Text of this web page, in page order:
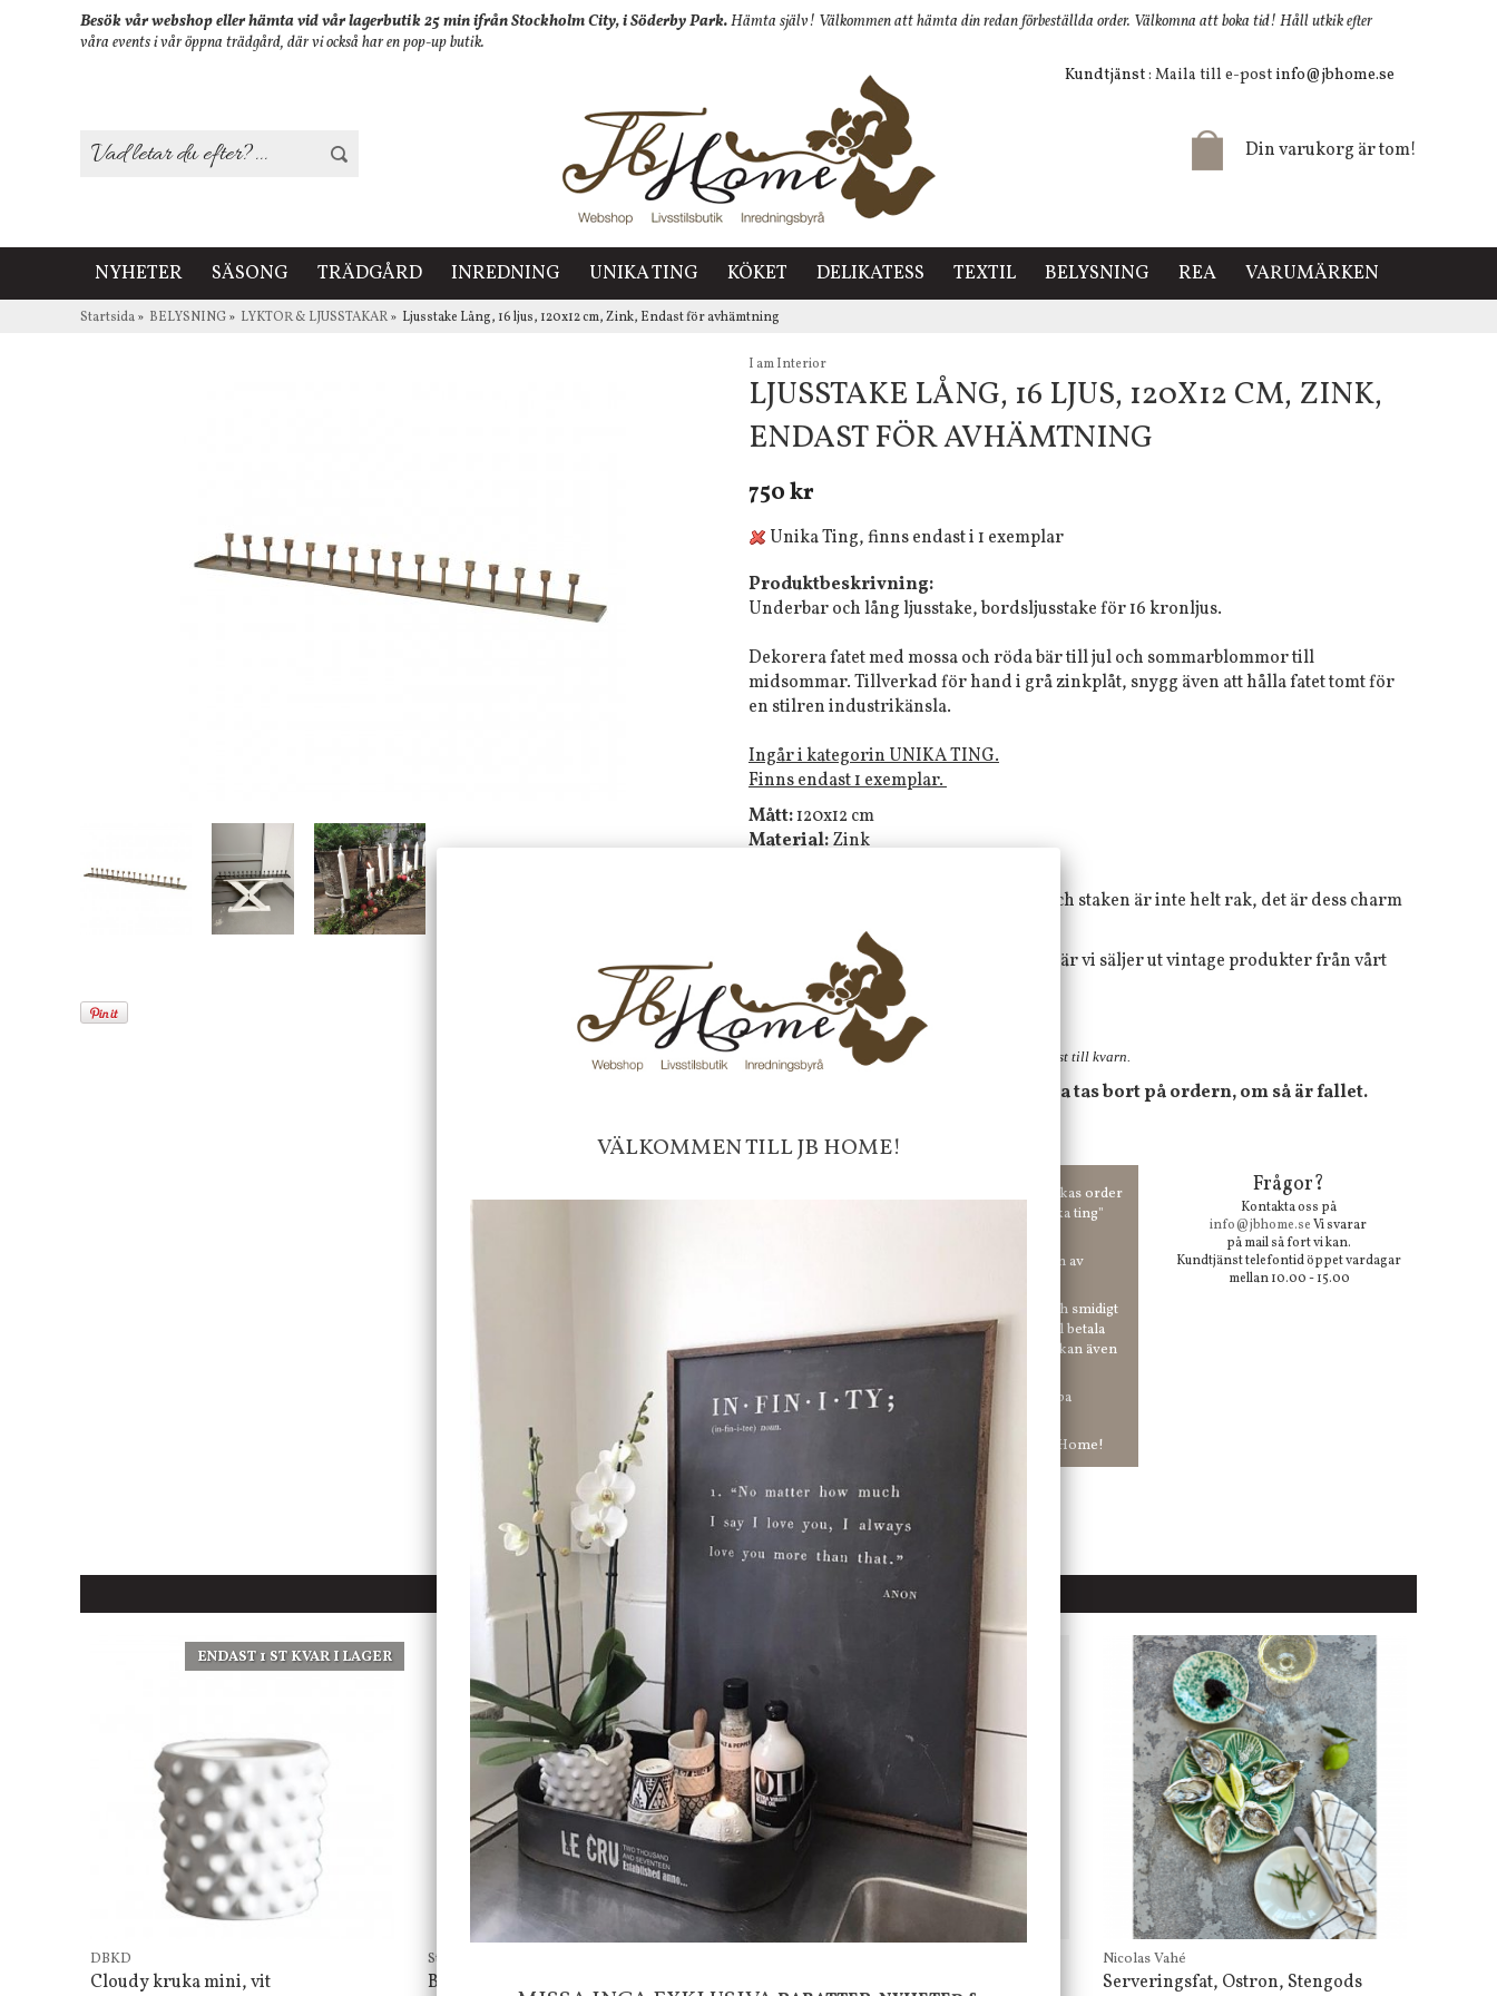
Besök vår webshop eller hämta vid vår lagerbutik 25 min ifrån Stockholm City, i Söderby Park.Hämta själv! Välkommen att hämta din redan förbeställda order. Välkomna att boka tid! Håll utkik efter
våra events i vår öppna trädgård, där vi också har en pop-up butik.
Kundtjänst: Maila till e-post info@jbhome.se
Din varukorg är tom!
NYHETER SÄSONG TRÄDGÅRD INREDNING UNIKA TING KÖKET DELIKATESS TEXTIL BELYSNING REA VARUMÄRKEN
Startsida» BELYSNING» LYKTOR & LJUSSTAKAR» Ljusstake Lång, 16 ljus, 120x12 cm, Zink, Endast för avhämtning
I am Interior
LJUSSTAKE LÅNG, 16 LJUS, 120X12 CM, ZINK,
ENDAST FÖR AVHÄMTNING
750 kr
Unika Ting, finns endast i 1 exemplar
Produktbeskrivning:
Underbar och lång ljusstake, bordsljusstake för 16 kronljus.
Dekorera fatet med mossa och röda bär till jul och sommarblommor till
midsommar. Tillverkad för hand i grå zinkplåt, snygg även att hålla fatet tomt för
en stilren industrikänsla.
Ingår i kategorin UNIKA TING.
Finns endast 1 exemplar.
Mått:120x12 cm
Material:Zink
Ljusstaken är unik, förekommer rost och staken är inte helt rak, det är dess charm
med handgjorda produkter.
Se mer i vår nya kategori
där vi säljer ut vintage produkter från vårt
styling lager.
ORDINARIE PRIS: 1499 KR
Vi har plockat fram unika ting i från vårt lager, först till kvarn.
Inga rabattkoder får användas, dessa tas bort på ordern, om så är fallet.
Frakt 99 kr, handlar du över 2000 kr skickas order
fraktfritt. 100 kr - 400 kr i frakt för våra "unika ting"
10 % rabatt på din första order vid anmälan av
Faktura 0 kr. Hos oss betalar du enkelt och smidigt
med KLARNA CHECKOUT. Välj själv hur du vill betala
mellan alla Klarnas betalningstjänster. Och du kan även
Nöjda kunder och strävar efter att ha snabba
leveranser!
-ligt Tack för att just Du tittar in hos Jb Home!
Frågor?
Kontakta oss på
info@jbhome.seVi svarar
på mail så fort vi kan.
Kundtjänst telefontid öppet vardagar
mellan 10.00 - 15.00
DU KANSKE OCKSÅ ÄR INTRESSERAD AV
ENDAST 1 ST KVAR I LAGER
DBKD
Cloudy kruka mini, vit
Star Trading
Bordslampa Mushroom vit, Utomhus
-20%
Nicolas Vahé
Serveringsfat, Ostron, Stengods
VÄLKOMMEN TILL JB HOME!